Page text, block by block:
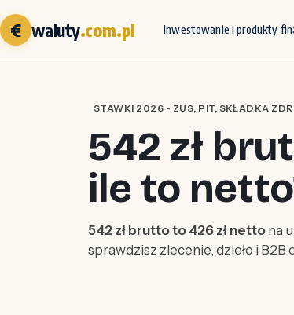
€ waluty.com.pl Inwestowanie i produkty
STAWKI 2026 - ZUS, PIT, SKŁADKA
542 zł
ile to
542 zł brutto to 426 zł netto na
sprawdzisz zlecenie, dzieło i